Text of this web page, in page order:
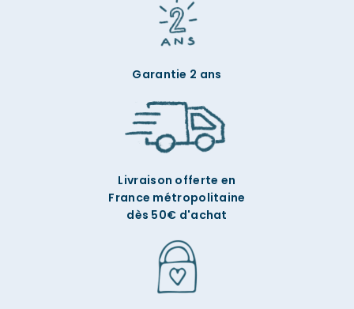
Garantie 2 ans
Livraison offerte en
France métropolitaine
dès 50€ d'achat